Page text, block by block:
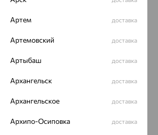
Покупателям
О нас
Магазины и доставка г. Липецк
еще 3
Другие города
Заказать звонок
Артем доставка
Артемовский доставка
Артыбаш доставка
Архангельск доставка
Архангельское доставка
Архипо-Осиповка доставка